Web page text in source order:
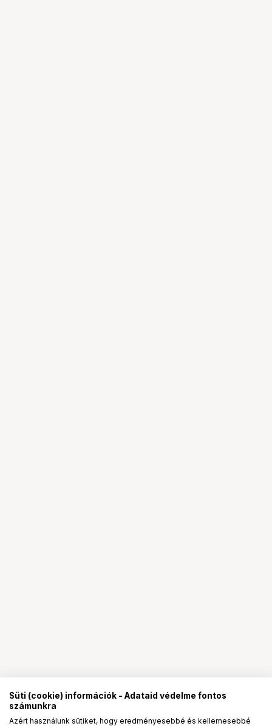
Süti (cookie) információk - Adataid védelme fontos
számunkra
Azért használunk sütiket, hogy eredményesebbé és kellemesebbé